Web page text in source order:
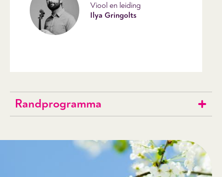
Viool en leiding
Ilya Gringolts
Randprogramma